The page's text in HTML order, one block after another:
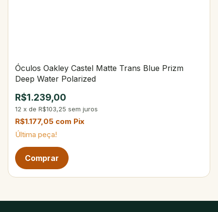
Óculos Oakley Castel Matte Trans Blue Prizm
Deep Water Polarized
R$1.239,00
12 x de R$103,25 sem juros
R$1.177,05 com Pix
Última peça!